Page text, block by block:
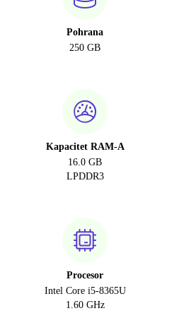
Pohrana
250 GB
Kapacitet RAM-A
16.0 GB
LPDDR3
Procesor
Intel Core i5-8365U
1.60 GHz